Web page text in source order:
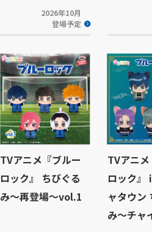
2026年10月
登場予定
TVアニメ『ブルー
ロック』 ちびぐる
み～再登場～vol.1
TVアニ
ロック』
ャタウン
み～チャ